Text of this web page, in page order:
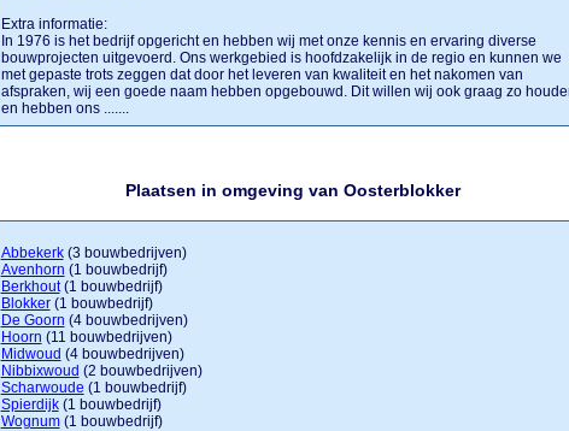
Extra informatie:
In 1976 is het bedrijf opgericht en hebben wij met onze kennis en ervaring diverse
bouwprojecten uitgevoerd. Ons werkgebied is hoofdzakelijk in de regio en kunnen we
met gepaste trots zeggen dat door het leveren van kwaliteit en het nakomen van
afspraken, wij een goede naam hebben opgebouwd. Dit willen wij ook graag zo
en hebben ons .......
Plaatsen in omgeving van Oosterblokker
Abbekerk(3 bouwbedrijven)
Avenhorn (1 bouwbedrijf)
Berkhout(1 bouwbedrijf)
Blokker(1 bouwbedrijf)
De Goorn (4 bouwbedrijven)
Hoorn (11 bouwbedrijven)
Midwoud (4 bouwbedrijven)
Nibbixwoud (2 bouwbedrijven)
Scharwoude (1 bouwbedrijf)
Spierdijk(1 bouwbedrijf)
Wognum(1 bouwbedrijf)